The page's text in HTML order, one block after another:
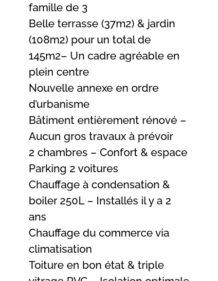
famille de 3
Belle terrasse (37m2) & jardin
(108m2) pour un total de
145m2– Un cadre agréable en
plein centre
Nouvelle annexe en ordre
d’urbanisme
Bâtiment entièrement rénové –
Aucun gros travaux à prévoir
2 chambres – Confort & espace
Parking 2 voitures
Chauffage à condensation &
boiler 250L – Installés il y a 2
ans
Chauffage du commerce via
climatisation
Toiture en bon état & triple